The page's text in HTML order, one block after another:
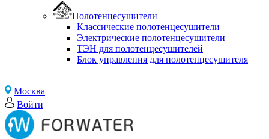
Полотенцесушители
Классические полотенцесушители
Электрические полотенцесушители
ТЭН для полотенцесушителей
Блок управления для полотенцесушителя
Москва
Войти